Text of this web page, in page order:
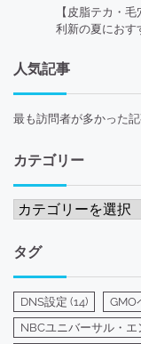
【皮脂テカ・
利新の夏におす
人気記事
最も訪問者が多かった
カテゴリー
カ
ゴ
リ
ー
タグ
DNS設定 (14) GMO
NBCユニバーサル・